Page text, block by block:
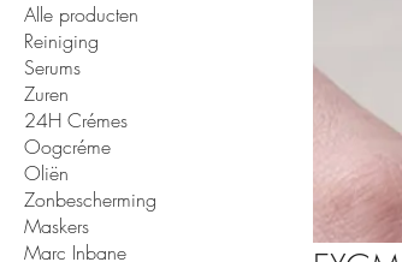
Alle producten
Reiniging
Serums
Zuren
24H Crémes
Oogcréme
Oliën
Zonbescherming
Maskers
Marc Inbane